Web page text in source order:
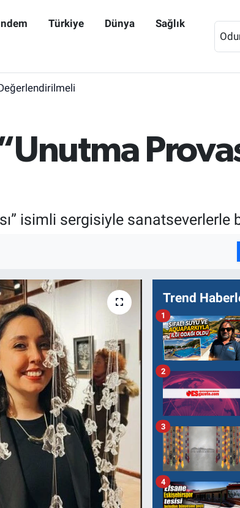
Türkiye Dünya Sağlık
isimli sergisiyle sanatseverlerle
Trend
1
2
3
4